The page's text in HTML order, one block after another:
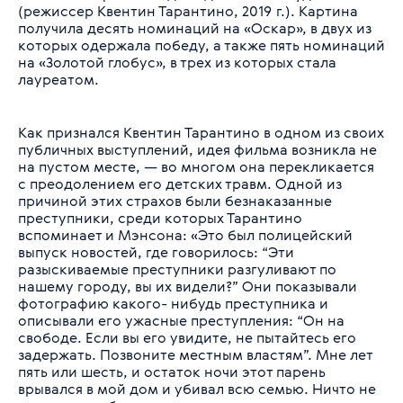
(режиссер Квентин Тарантино, 2019 г.). Картина
получила десять номинаций на «Оскар», в двух из
которых одержала победу, а также пять номинаций
на «Золотой глобус», в трех из которых стала
лауреатом.
Как признался Квентин Тарантино в одном из своих
публичных выступлений, идея фильма возникла не
на пустом месте, — во многом она перекликается
с преодолением его детских травм. Одной из
причиной этих страхов были безнаказанные
преступники, среди которых Тарантино
вспоминает и Мэнсона: «Это был полицейский
выпуск новостей, где говорилось: “Эти
разыскиваемые преступники разгуливают по
нашему городу, вы их видели?” Они показывали
фотографию какого- нибудь преступника и
описывали его ужасные преступления: “Он на
свободе. Если вы его увидите, не пытайтесь его
задержать. Позвоните местным властям”. Мне лет
пять или шесть, и остаток ночи этот парень
врывался в мой дом и убивал всю семью. Ничто не